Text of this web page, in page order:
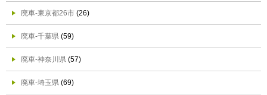
廃車-東京都26市 (26)
廃車-千葉県 (59)
廃車-神奈川県 (57)
廃車-埼玉県 (69)